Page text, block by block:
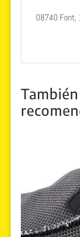
08740 Font,